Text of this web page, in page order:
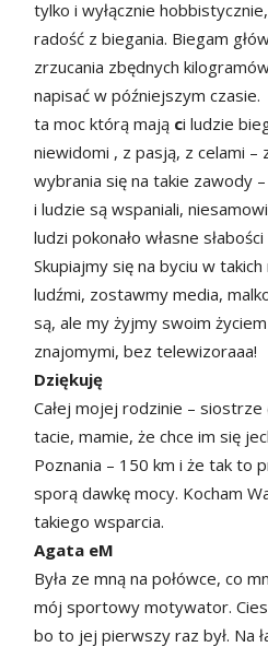
tylko i wyłącznie
radość z biegania. Biegam
zrzucania zbędnych
napisać w późniejszym
ta moc którą mają ci ludzie
niewidomi , z pasją, z celami –
wybrania się na takie zawody
i ludzie są wspaniali,
ludzi pokonało własne
Skupiajmy się na byciu w
ludźmi, zostawmy media,
są, ale my żyjmy swoim
znajomymi, bez telewizoraaa!
Dziękuję
Całej mojej rodzinie –
tacie, mamie, że chce im się
Poznania – 150 km i że tak to
sporą dawkę mocy. Kocham
takiego wsparcia.
Agata eM
Była ze mną na połówce, co
mój sportowy motywator.
bo to jej pierwszy raz był. Na